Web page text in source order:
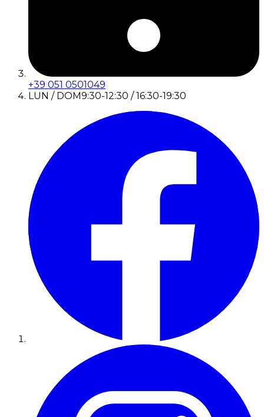
+39 051 0501049
LUN / DOM9:30-12:30 / 16:30-19:30